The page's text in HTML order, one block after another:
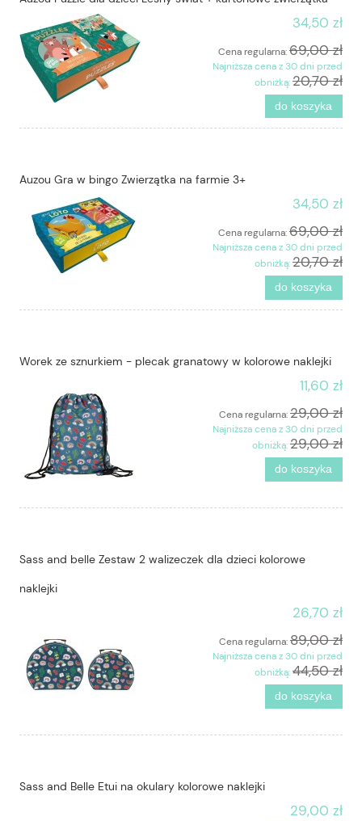
34,50 zł
Cena regularna:69,00 zł
Najniższa cena z 30 dni przed
obniżką:20,70 zł
do koszyka
Auzou Gra w bingo Zwierzątka na farmie 3+
34,50 zł
Cena regularna:69,00 zł
Najniższa cena z 30 dni przed
obniżką:20,70 zł
do koszyka
Worek ze sznurkiem - plecak granatowy w kolorowe naklejki
11,60 zł
Cena regularna:29,00 zł
Najniższa cena z 30 dni przed
obniżką:29,00 zł
do koszyka
Sass and belle Zestaw 2 walizeczek dla dzieci kolorowe
naklejki
26,70 zł
Cena regularna:89,00 zł
Najniższa cena z 30 dni przed
obniżką:44,50 zł
do koszyka
Sass and Belle Etui na okulary kolorowe naklejki
29,00 zł